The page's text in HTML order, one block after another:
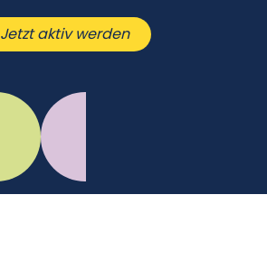
Jetzt aktiv werden